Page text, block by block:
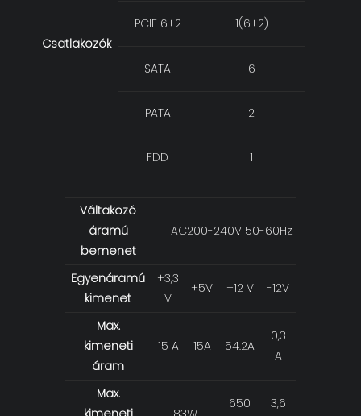
Csatlakozók
PCIE 6+2 1(6+2)
SATA 6
PATA 2
FDD 1
Váltakozó
áramú
bemenet
AC200-240V 50-60Hz 7A
Egyenáramú
kimenet
+3,3
V
+5V +12 V -12V
Max.
kimeneti
áram
15 A 15A 54.2A
0,3
A
Max.
650
3,6